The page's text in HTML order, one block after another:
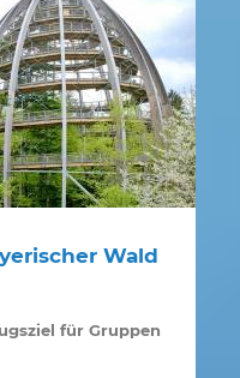
Wald
für Gruppen